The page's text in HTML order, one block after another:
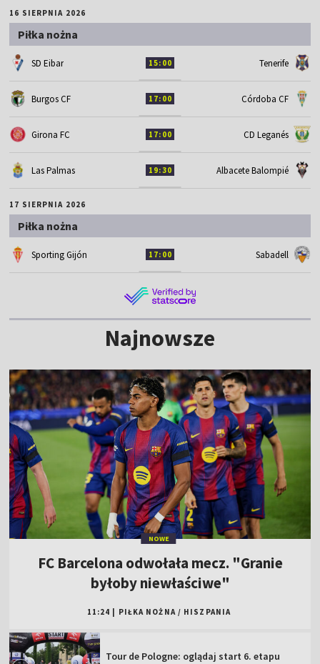
16 SIERPNIA 2026
Piłka nożna
SD Eibar 15:00 Tenerife
Burgos CF 17:00 Córdoba CF
Girona FC 17:00 CD Leganés
Las Palmas 19:30 Albacete Balompié
17 SIERPNIA 2026
Piłka nożna
Sporting Gijón 17:00 Sabadell
Najnowsze
NOWE
FC Barcelona odwołała mecz. "Granie
byłoby niewłaściwe"
11:24 PIŁKA NOŻNA / HISZPANIA
Tour de Pologne: oglądaj start 6. etapu